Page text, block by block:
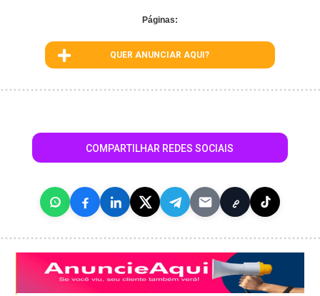
Páginas:
QUER ANUNCIAR AQUI?
COMPARTILHAR REDES SOCIAIS